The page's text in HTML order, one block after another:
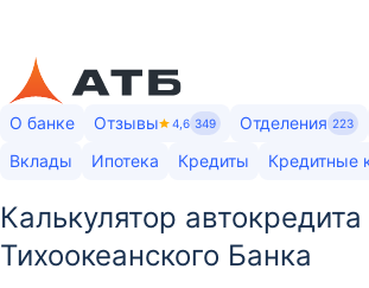
О банке Отзывы 4,6 349 Отделения 223
Вклады
Ипотека Кредиты Кредитные
Калькулятор
Тихоокеанского Банка